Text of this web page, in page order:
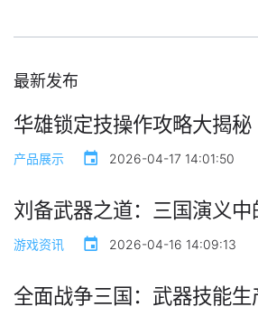
最新发布
华雄锁定技操作攻略大揭秘
产品展示 2026-04-17 14:01:50
刘备武器之道：三国演义中
游戏资讯 2026-04-16 14:09:13
全面战争三国：武器技能生